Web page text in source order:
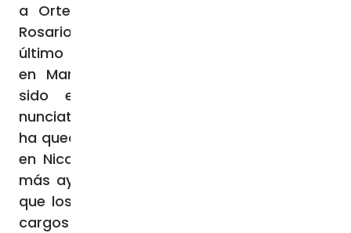
a Ortega y a su vicepresidenta/esposa,
Rosario María Murillo. En unos pocos días, el
último diplomático vaticano que quedaba
en Managua, Monseñor Marcel Diouf, ha
sido expulsado y se ha cerrado la
nunciatura. De este modo, la Santa Sede se
ha quedado sin representación diplomática
en Nicaragua justo cuando la Iglesia local
más ayuda necesita. Si se tiene en cuenta
que los nuncios suelen permanecer en sus
cargos durante las guerras -como fue el